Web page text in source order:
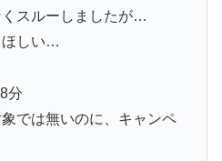
スルーしましたが…
ほしい…
分
では無いのに、キャンペ